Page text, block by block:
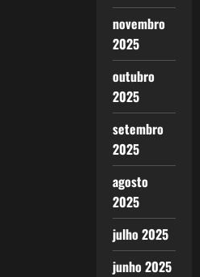
novembro
2025
outubro
2025
setembro
2025
agosto
2025
julho 2025
junho 2025